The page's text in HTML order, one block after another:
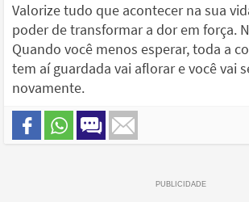
Valorize tudo que acontecer na sua
poder de transformar a dor em força.
Quando você menos esperar, toda a
tem aí guardada vai aflorar e você vai
novamente.